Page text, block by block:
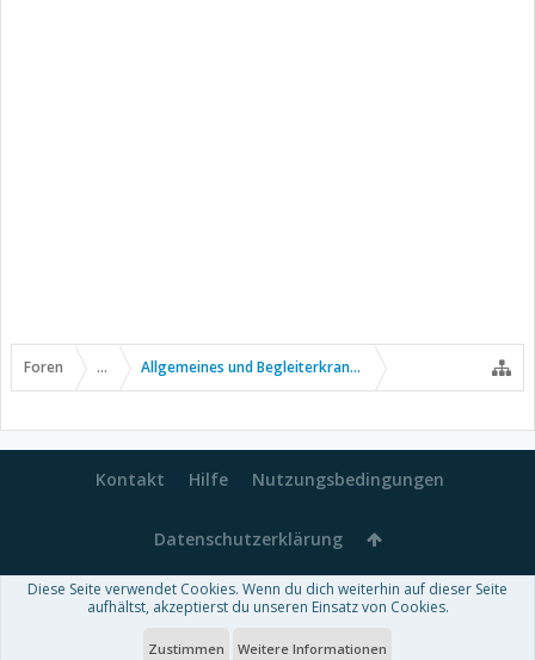
Foren ... Allgemeines und Begleiterkrankungen
Kontakt Hilfe Nutzungsbedingungen
Datenschutzerklärung
Forum software by XenForo™-Deutsch von xenDach
Theme designed byThemeHouse
Diese Seite verwendet Cookies. Wenn du dich weiterhin auf dieser Seite
aufhältst, akzeptierst du unseren Einsatz von Cookies.
Zustimmen Weitere Informationen